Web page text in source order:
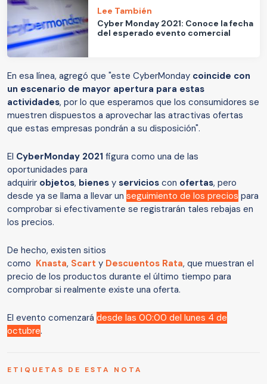
Lee También
Cyber Monday 2021: Conoce la fecha
del esperado evento comercial
En esa línea, agregó que "este CyberMonday coincide con
un escenario de mayor apertura para estas
actividades, por lo que esperamos que los consumidores se
muestren dispuestos a aprovechar las atractivas ofertas
que estas empresas pondrán a su disposición".
El CyberMonday 2021 figura como una de las
oportunidades para
adquirir objetos, bienes y servicios con ofertas, pero
desde ya se llama a llevar un seguimiento de los precios para
comprobar si efectivamente se registrarán tales rebajas en
los precios.
De hecho, existen sitios
como Knasta, Scart y Descuentos Rata, que muestran el
precio de los productos durante el último tiempo para
comprobar si realmente existe una oferta.
El evento comenzará desde las 00:00 del lunes 4 de
octubre.
ETIQUETAS DE ESTA NOTA